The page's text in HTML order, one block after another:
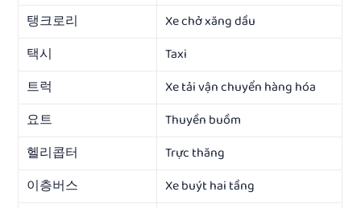
탱크로리
Xe chở xăng dầu
택시
Taxi
트럭
Xe tải vận chuyển hàng hóa
요트
Thuyền buồm
헬리콥터
Trực thăng
이층버스
Xe buýt hai tầng